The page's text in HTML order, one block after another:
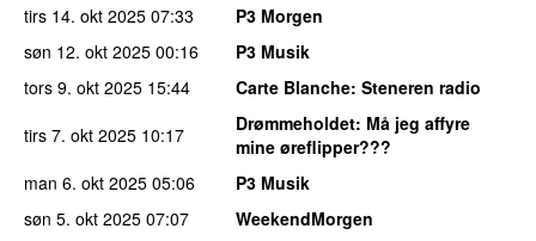
tirs 14. okt 2025 07:33
P3 Morgen
søn 12. okt 2025 00:16
P3 Musik
tors 9. okt 2025 15:44 Carte Blanche: Steneren radio
tirs 7. okt 2025 10:17 Drømmeholdet: Må jeg affyre
mine øreflipper???
man 6. okt 2025 05:06
P3 Musik
søn 5. okt 2025 07:07
WeekendMorgen